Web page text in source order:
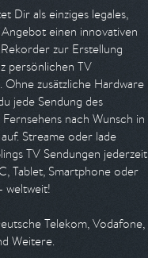
Dir als einziges legales,
einen innovativen
zur Erstellung
persönlichen TV
Ohne zusätzliche Hardware
jede Sendung des
nach Wunsch in
Streame oder lade
TV Sendungen jederzeit
Tablet, Smartphone oder
weltweit!
Telekom, Vodafone,
Weitere.